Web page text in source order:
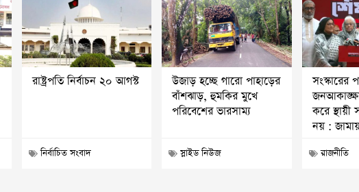
রাষ্ট্রপতি নির্বাচন ২০ আগস্ট
নির্বাচিত সংবাদ
উজাড় হচ্ছে গারো পাহাড়ের
বাঁশঝাড়, হুমকির মুখে
পরিবেশের ভারসাম্য
স্লাইড নিউজ
সংস্কারের
করে স্থায়ী
নয় :
রাজনীতি